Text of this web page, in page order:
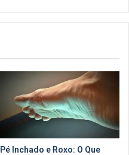
Pé Inchado e Roxo: O Que